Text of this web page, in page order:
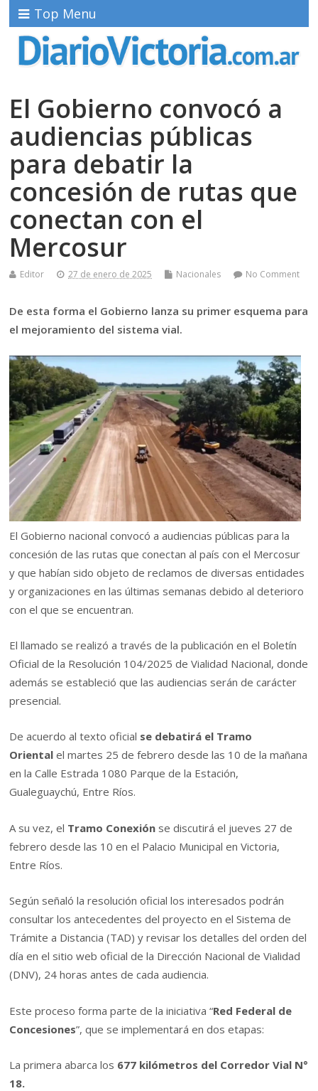
Top Menu
El Gobierno convocó a
audiencias públicas
para debatir la
concesión de rutas que
conectan con el
Mercosur
Editor 27 de enero de 2025 Nacionales No Comment
De esta forma el Gobierno lanza su primer esquema para
el mejoramiento del sistema vial.
El Gobierno nacional convocó a audiencias públicas para la
concesión de las rutas que conectan al país con el Mercosur
y que habían sido objeto de reclamos de diversas entidades
y organizaciones en las últimas semanas debido al deterioro
con el que se encuentran.
El llamado se realizó a través de la publicación en el Boletín
Oficial de la Resolución 104/2025 de Vialidad Nacional, donde
además se estableció que las audiencias serán de carácter
presencial.
De acuerdo al texto oficial se debatirá el Tramo
Oriental el martes 25 de febrero desde las 10 de la mañana
en la Calle Estrada 1080 Parque de la Estación,
Gualeguaychú, Entre Ríos.
A su vez, el Tramo Conexión se discutirá el jueves 27 de
febrero desde las 10 en el Palacio Municipal en Victoria,
Entre Ríos.
Según señaló la resolución oficial los interesados podrán
consultar los antecedentes del proyecto en el Sistema de
Trámite a Distancia (TAD) y revisar los detalles del orden del
día en el sitio web oficial de la Dirección Nacional de Vialidad
(DNV), 24 horas antes de cada audiencia.
Este proceso forma parte de la iniciativa “Red Federal de
Concesiones”, que se implementará en dos etapas:
La primera abarca los 677 kilómetros del Corredor Vial N°
18.